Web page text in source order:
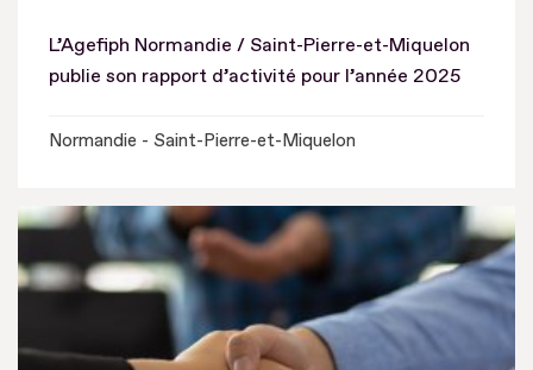
L’Agefiph Normandie / Saint-Pierre-et-Miquelon
publie son rapport d’activité pour l’année 2025
Normandie - Saint-Pierre-et-Miquelon